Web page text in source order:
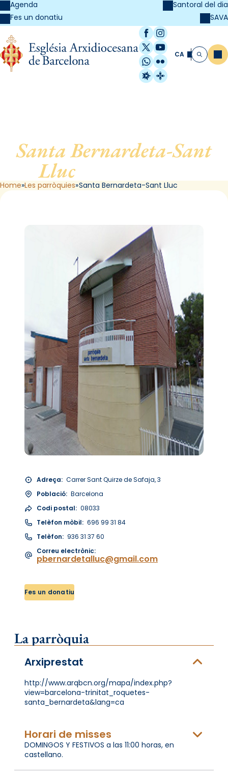
Agenda
Fes un donatiu
Santoral del dia
SAVA
Facebook
Instagram
X / Twitter
YouTube
WhatsApp
Flickr
Radio Estel
Catalunya
CA Cerca
Santa Bernardeta-Sant
Lluc, de Barcelona
Home Les parròquies Santa Bernardeta-Sant Lluc
Adreça: Carrer Sant Quirze de Safaja, 3
Població: Barcelona
Codi postal: 08033
Telèfon mòbil: 696 99 31 84
Telèfon: 936 31 37 60
Correu electrònic:
pbernardetalluc@gmail.com
Fes un donatiu
La parròquia
Arxiprestat
http://www.arqbcn.org/mapa/index.php?
view=barcelona-trinitat_roquetes-
santa_bernardeta&lang=ca
Horari de misses
DOMINGOS Y FESTIVOS a las 11:00 horas, en
castellano.